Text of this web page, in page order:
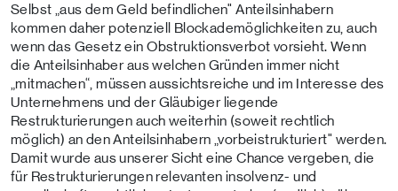
Selbst „aus dem Geld befindlichen" Anteilsinhabern
kommen daher potenziell Blockademöglichkeiten zu, auch
wenn das Gesetz ein Obstruktionsverbot vorsieht. Wenn
die Anteilsinhaber aus welchen Gründen immer nicht
„mitmachen“, müssen aussichtsreiche und im Interesse des
Unternehmens und der Gläubiger liegende
Restrukturierungen auch weiterhin (soweit rechtlich
möglich) an den Anteilsinhabern „vorbeistrukturiert" werden.
Damit wurde aus unserer Sicht eine Chance vergeben, die
für Restrukturierungen relevanten insolvenz- und